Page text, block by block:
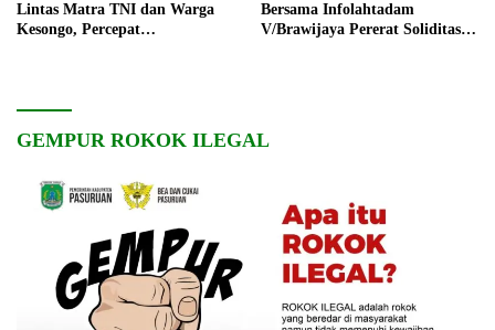
Lintas Matra TNI dan Warga
Kesongo, Percepat
Bersama Infolahtadam
V/Brawijaya Pererat Soliditas
GEMPUR ROKOK ILEGAL